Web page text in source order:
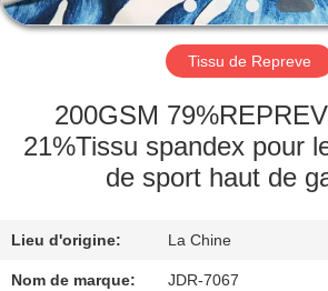
AU
NOUS
D'USINE
Tissu de Repreve
200GSM
21%Tissu spandex pour
de sport haut de
Lieu d'origine: La Chine
Nom de marque: JDR-7067